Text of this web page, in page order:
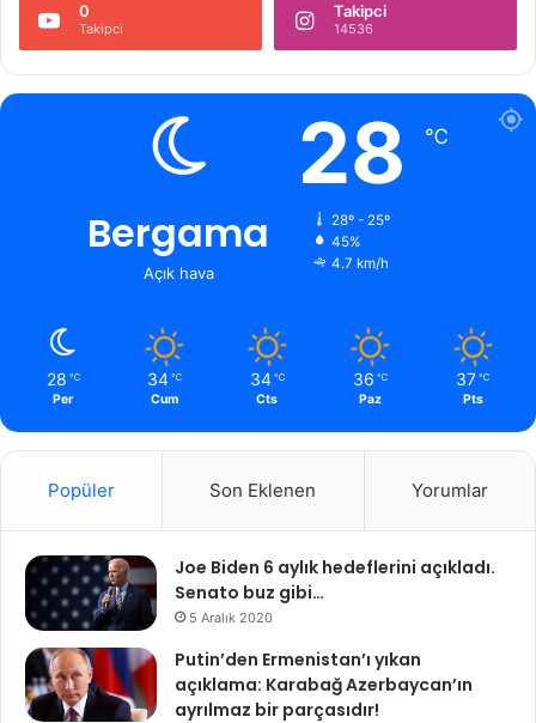
0
Takipci
Takipci
14536
Bergama
Açık hava
28 ℃
28º - 25º
45%
4.7 km/h
28 ℃
Per
34 ℃
Cum
34 ℃
Cts
36 ℃
Paz
37 ℃
Pts
Popüler Son Eklenen Yorumlar
Joe Biden 6 aylık hedeflerini açıkladı.
Senato buz gibi…
5 Aralık 2020
Putin’den Ermenistan’ı yıkan
açıklama: Karabağ Azerbaycan’ın
ayrılmaz bir parçasıdır!